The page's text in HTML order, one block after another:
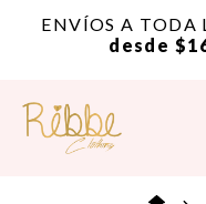
ENVÍOS A TODA
desde